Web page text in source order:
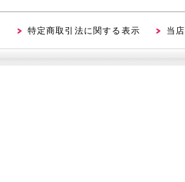
特定商取引法に関する表示 当